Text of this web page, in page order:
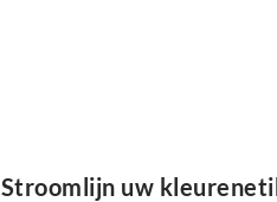
Stroomlijn uw